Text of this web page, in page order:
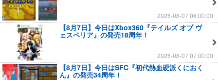
2026-08-07 08:00:00
【8月7日】今日はXbox360『テイルズ オブ ヴ
ェスペリア』の発売18周年！
2026-08-07 07:00:00
【8月7日】今日はSFC『初代熱血硬派くにおく
ん』の発売34周年！